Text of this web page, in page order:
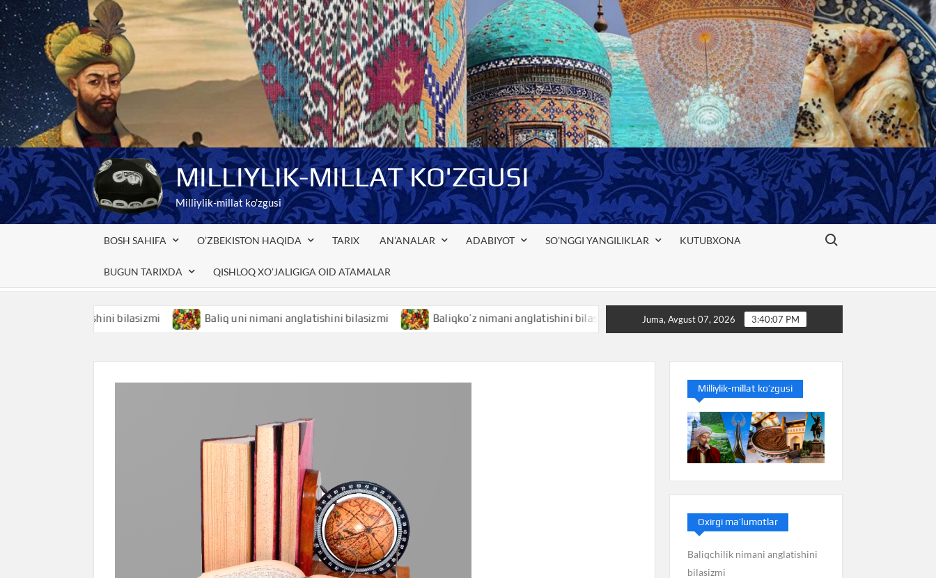
Skip
to
content
MILLIYLIK-MILLAT KO'ZGUSI
Milliylik-millat ko'zgusi
BOSH SAHIFA O’ZBEKISTON HAQIDA TARIX AN’ANALAR ADABIYOT SO’NGGI YANGILIKLAR KUTUBXONA
BUGUN TARIXDA QISHLOQ XO’JALIGIGA OID ATAMALAR
Search for:
anglatishini bilasizmi Baliq uni nimani anglatishini bilasizmi Baliqko’z nimani anglatishini bilasizmi Baliq nimani anglatishini bilasizmi
Juma, Avgust 07, 2026 3:40:08 PM
Milliylik-millat ko’zgusi
Oxirgi ma’lumotlar
Baliqchilik nimani anglatishini
bilasizmi